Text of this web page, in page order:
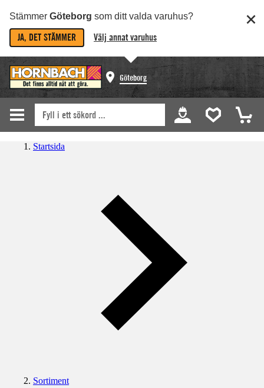
Stämmer Göteborg som ditt valda varuhus?
JA, DET STÄMMER Välj annat varuhus
Göteborg
Startsida
Sortiment